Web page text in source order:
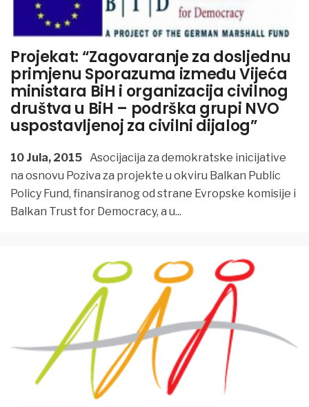
Projekat: “Zagovaranje za dosljednu
primjenu Sporazuma između Vijeća
ministara BiH i organizacija civilnog
društva u BiH – podrška grupi NVO
uspostavljenoj za civilni dijalog”
10 Jula, 2015
Asocijacija za demokratske inicijative
na osnovu Poziva za projekte u okviru Balkan Public
Policy Fund, finansiranog od strane Evropske komisije i
Balkan Trust for Democracy, a u...